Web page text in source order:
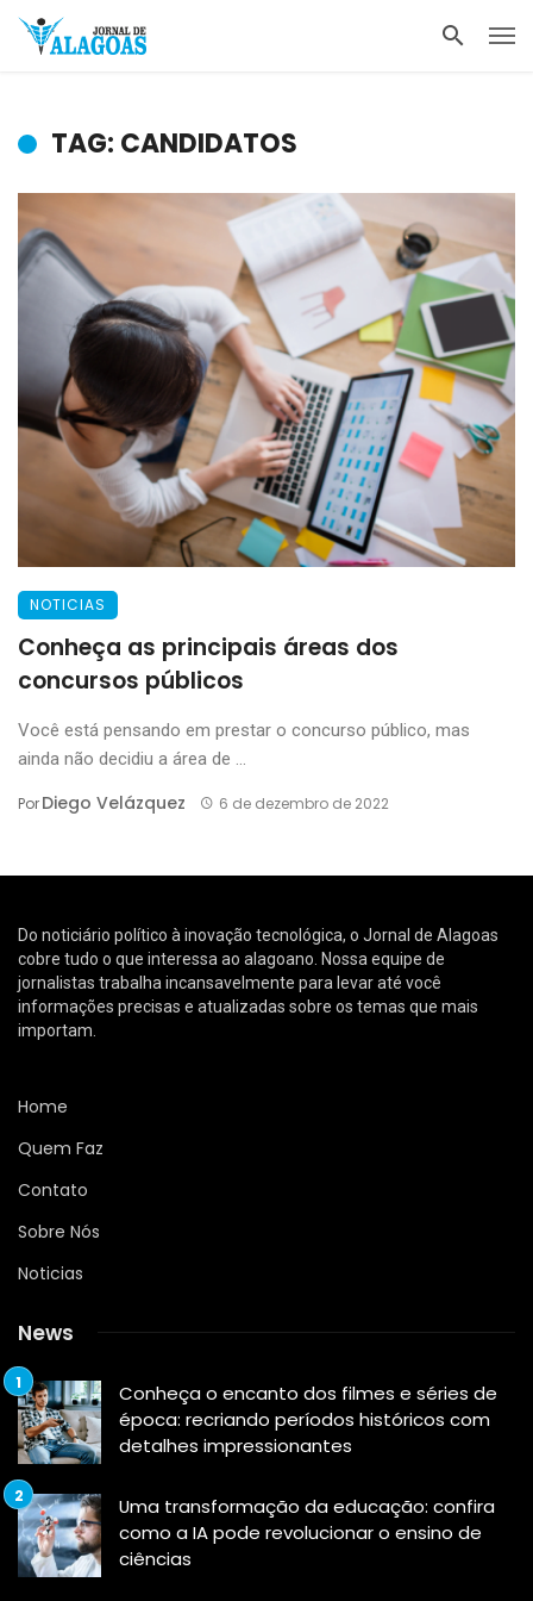
TAG: CANDIDATOS
NOTICIAS
Conheça as principais áreas dos
concursos públicos
Você está pensando em prestar o concurso público, mas
ainda não decidiu a área de ...
PorDiego Velázquez 6 de dezembro de 2022
Do noticiário político à inovação tecnológica, o Jornal de Alagoas
cobre tudo o que interessa ao alagoano. Nossa equipe de
jornalistas trabalha incansavelmente para levar até você
informações precisas e atualizadas sobre os temas que mais
importam.
Home
Quem Faz
Contato
Sobre Nós
Noticias
News
Conheça o encanto dos filmes e séries de
época: recriando períodos históricos com
detalhes impressionantes
Uma transformação da educação: confira
como a IA pode revolucionar o ensino de
ciências